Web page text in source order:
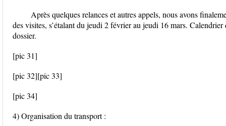
Après quelques relances et autres appels, nous avons
des visites, s’étalant du jeudi 2 février au jeudi 16 mars.
dossier.
[pic 31]
[pic 32][pic 33]
[pic 34]
4) Organisation du transport :